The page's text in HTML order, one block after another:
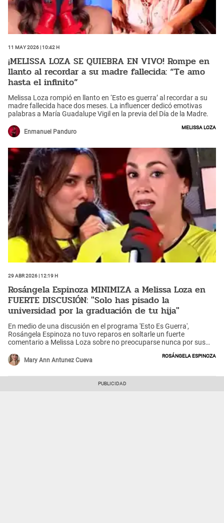
11 May 2026 | 10:42 h
¡MELISSA LOZA SE QUIEBRA EN VIVO! Rompe en
llanto al recordar a su madre fallecida: “Te amo
hasta el infinito”
Melissa Loza rompió en llanto en ‘Esto es guerra’ al recordar a su
madre fallecida hace dos meses. La influencer dedicó emotivas
palabras a María Guadalupe Vigil en la previa del Día de la Madre.
Enmanuel Panduro
Melissa Loza
29 Abr 2026 | 12:19 h
Rosángela Espinoza MINIMIZA a Melissa Loza en
FUERTE DISCUSIÓN: "Solo has pisado la
universidad por la graduación de tu hija"
En medio de una discusión en el programa 'Esto Es Guerra',
Rosángela Espinoza no tuvo reparos en soltarle un fuerte
comentario a Melissa Loza sobre no preocuparse nunca por sus
estudios y cuestionarla. Por su parte, la expareja de Roberto
Martínez respondió: "Tener un título no te hace más inteligente",
comentó.
Mary Ann Antunez Cueva
Rosángela Espinoza